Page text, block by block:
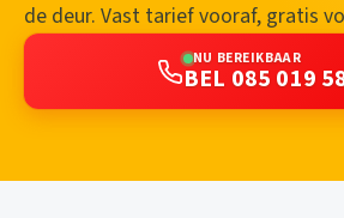
de deur. Vast tarief vooraf, gratis
NU BEREIKBAAR
BEL 085 019